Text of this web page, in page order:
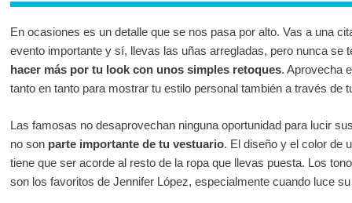
En ocasiones es un detalle que se nos pasa por alto. Vas a una
evento importante y sí, llevas las uñas arregladas, pero nunca se
hacer más por tu look con unos simples retoques. Aprovecha
tanto en tanto para mostrar tu estilo personal también a través de
Las famosas no desaprovechan ninguna oportunidad para lucir
no son parte importante de tu vestuario. El diseño y el color de
tiene que ser acorde al resto de la ropa que llevas puesta. Los
son los favoritos de Jennifer López, especialmente cuando luce